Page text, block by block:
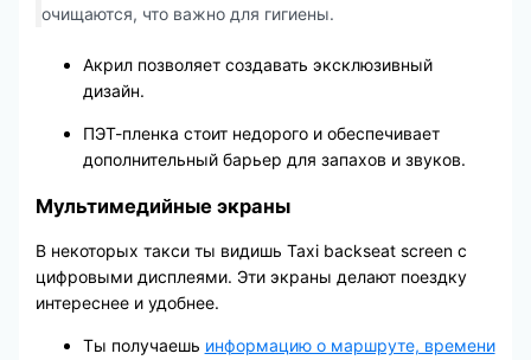
очищаются, что важно для гигиены.
Акрил позволяет создавать эксклюзивный
дизайн.
ПЭТ-пленка стоит недорого и обеспечивает
дополнительный барьер для запахов и звуков.
Мультимедийные экраны
В некоторых такси ты видишь Taxi backseat screen с
цифровыми дисплеями. Эти экраны делают поездку
интереснее и удобнее.
Ты получаешь информацию о маршруте, времени